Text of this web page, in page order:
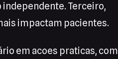
independente. Terceiro,
impactam pacientes.
em acoes praticas, com